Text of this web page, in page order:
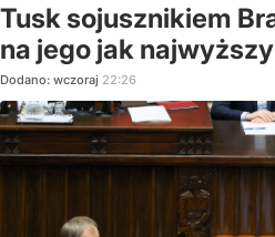
Tusk sojusznikiem
na jego jak
Dodano: wczoraj 22:26